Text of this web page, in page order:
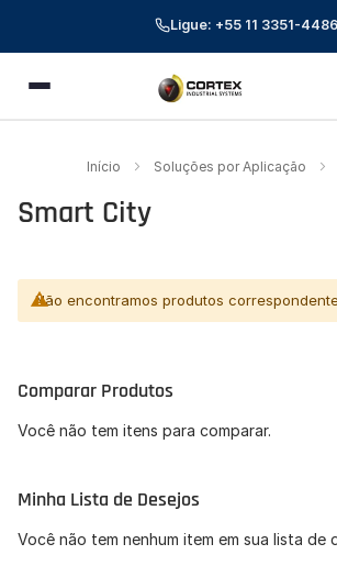
Ligue: +55 11 3351-4486
Menu
Início Soluções por Aplicação
Smart City
Não encontramos produtos
Comparar Produtos
Você não tem itens para comparar.
Minha Lista de Desejos
Você não tem nenhum item em sua lista de
Cortex Industrial Systems
Online — respondemos em poucos
Preencha seus dados para
Telefone *
Empresa (opcional)
Como podemos ajudar? *
Iniciar